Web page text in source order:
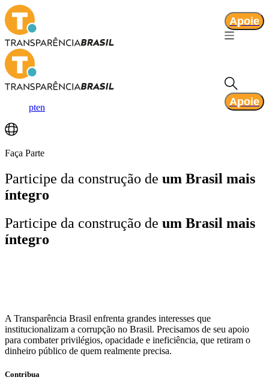
Apoie
pten Apoie
Faça Parte
Participe da construção de um Brasil mais
íntegro
Participe da construção de um Brasil mais
íntegro
A Transparência Brasil enfrenta grandes interesses que
institucionalizam a corrupção no Brasil. Precisamos de seu apoio
para combater privilégios, opacidade e ineficiência, que retiram o
dinheiro público de quem realmente precisa.
Contribua